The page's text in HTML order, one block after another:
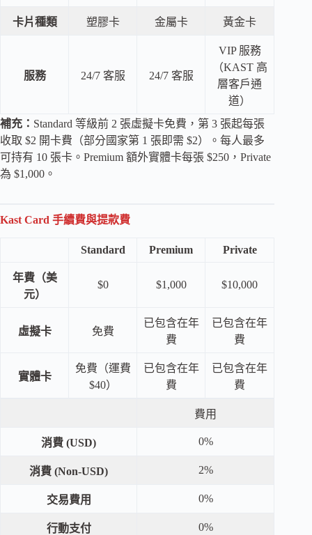
卡片種類 塑膠卡 金屬卡 黃金卡
服務 24/7 客服 24/7 客服
VIP 服務
（KAST 高
層客戶通
道）
補充： Standard 等級前 2 張虛擬卡免費，第 3 張起每張
收取 $2 開卡費（部分國家第 1 張即需 $2）。每人最多
可持有 10 張卡。Premium 額外實體卡每張 $250，Private
為 $1,000。
Kast Card 手續費與提款費
Standard Premium Private
年費（美
元）
$0 $1,000 $10,000
虛擬卡 免費
已包含在年
費
已包含在年
費
實體卡
免費（運費
$40）
已包含在年
費
已包含在年
費
費用
消費 (USD) 0%
消費 (Non-USD) 2%
交易費用 0%
行動支付 0%